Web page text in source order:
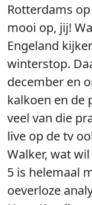
Rotterdams
mooi op, jij!
Engeland
winterstop.
december en
kalkoen en de
veel van die
live op de tv
Walker, wat
5 is helemaal
oeverloze